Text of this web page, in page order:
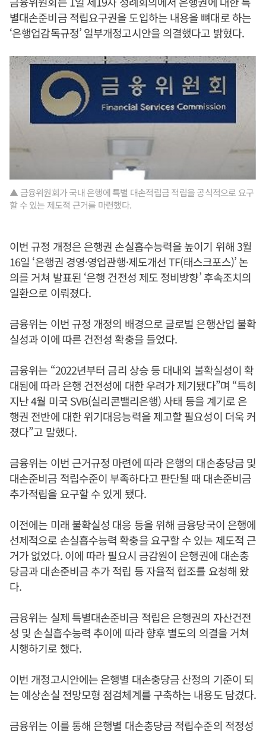
별대손준비금 적립요구권을 도입하는 내용을 뼈대로 하는
‘은행업감독규정’ 일부개정고시안을 의결했다고 밝혔다.
▲ 금융위원회가 국내 은행에 특별 대손적립금 적립을 공식적으로 요구
할 수 있는 제도적 근거를 마련했다.
이번 규정 개정은 은행권 손실흡수능력을 높이기 위해 3월
16일 ‘은행권 경영·영업관행·제도개선 TF(태스크포스)’ 논
의를 거쳐 발표된 ‘은행 건전성 제도 정비방향’ 후속조치의
일환으로 이뤄졌다.
금융위는 이번 규정 개정의 배경으로 글로벌 은행산업 불확
실성과 이에 따른 건전성 확충을 들었다.
금융위는 “2022년부터 금리 상승 등 대내외 불확실성이 확
대됨에 따라 은행 건전성에 대한 우려가 제기됐다”며 “특히
지난 4월 미국 SVB(실리콘밸리은행) 사태 등을 계기로 은
행권 전반에 대한 위기대응능력을 제고할 필요성이 더욱 커
졌다”고 말했다.
금융위는 이번 근거규정 마련에 따라 은행의 대손충당금 및
대손준비금 적립수준이 부족하다고 판단될 때 대손준비금
추가적립을 요구할 수 있게 됐다.
이전에는 미래 불확실성 대응 등을 위해 금융당국이 은행에
선제적으로 손실흡수능력 확충을 요구할 수 있는 제도적 근
거가 없었다. 이에 따라 필요시 금감원이 은행권에 대손충
당금과 대손준비금 추가 적립 등 자율적 협조를 요청해 왔
다.
금융위는 실제 특별대손준비금 적립은 은행권의 자산건전
성 및 손실흡수능력 추이에 따라 향후 별도의 의결을 거쳐
시행하기로 했다.
이번 개정고시안에는 은행별 대손충당금 산정의 기준이 되
는 예상손실 전망모형 점검체계를 구축하는 내용도 담겼다.
금융위는 이를 통해 은행별 대손충당금 적립수준의 적정성